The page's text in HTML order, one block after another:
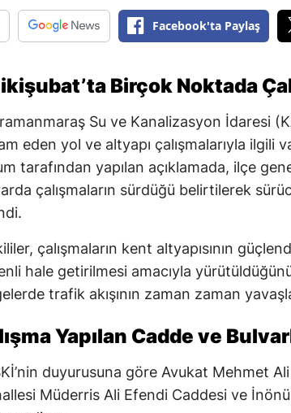
Facebook'ta Paylaş
Birçok Noktada
Su ve Kanalizasyon İdaresi
eden yol ve altyapı çalışmalarıyla ilgili
tarafından yapılan açıklamada, ilçe
çalışmaların sürdüğü belirtilerek
çalışmaların kent altyapısının
hale getirilmesi amacıyla
trafik akışının zaman zaman
Yapılan Cadde ve
duyurusuna göre Avukat Mehmet
Müderris Ali Efendi Caddesi ve İnönü